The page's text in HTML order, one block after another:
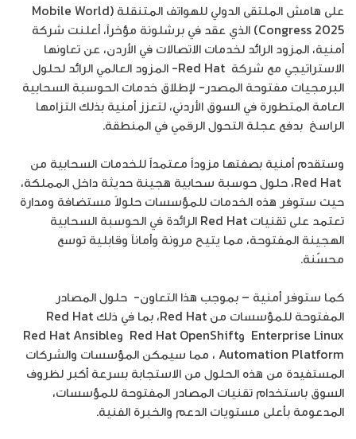
على هامش الملتقى الدولي للهواتف المتنقلة (Mobile World
Congress 2025) الذي عقد في برشلونة مؤخراً، أعلنت شركة
أمنية، المزود الرائد لخدمات الاتصالات في الأردن، عن تعاونها
الاستراتيجي مع شركة Red Hat- المزود العالمي الرائد لحلول
البرمجيات مفتوحة المصدر- لإطلاق خدمات الحوسبة السحابية
العامة المتطورة في السوق الأردني، لتعزز أمنية بذلك التزامها
الراسخ بدفع عجلة التحول الرقمي في المنطقة.
وستقدم أمنية بصفتها مزوداً معتمداً للخدمات السحابية من
Red Hat، حلول حوسبة سحابية هجينة حديثة داخل المملكة،
حيث ستوفر هذه الخدمات للمؤسسات حلولاً مستضافة ومدارة
تعتمد على تقنيات Red Hat الرائدة في الحوسبة السحابية
الهجينة المفتوحة، مما يتيح مرونة وأماناً وقابلية توسع
محسّنة.
كما ستوفر أمنية – بموجب هذا التعاون- حلول المصادر
المفتوحة للمؤسسات من Red Hat، بما في ذلك Red Hat
Enterprise Linux وRed Hat OpenShift وRed Hat Ansible
Automation Platform ، مما سيمكن المؤسسات والشركات
المستفيدة من هذه الحلول من الاستجابة بسرعة أكبر لظروف
السوق باستخدام تقنيات المصادر المفتوحة للمؤسسات،
المدعومة بأعلى مستويات الدعم والخبرة الفنية.